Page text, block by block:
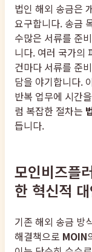
법인 해외 송금은
요구합니다. 송금
수많은 서류를 준
니다. 여러 국가의
건마다 서류를 준
담을 야기합니다.
반복 업무에 시간
럼 복잡한 절차는
듭니다.
모인비즈플
한 혁신적
기존 해외 송금 방
해결책으로 MOIN